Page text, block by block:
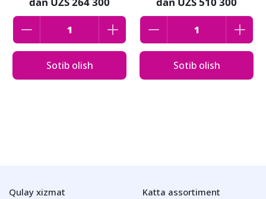
Sotib olish Sotib olish
Qulay xizmat Katta assortiment